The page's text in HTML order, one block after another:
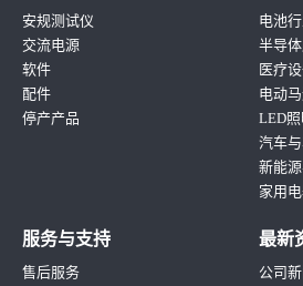
安规测试仪
交流电源
软件
配件
停产产品
电池
半导
医疗
电动
LED
汽车
新能
家用
服务与支持
售后服务
最新
公司